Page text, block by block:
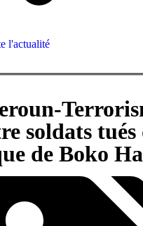
l'actualité
soldats tués
de Boko